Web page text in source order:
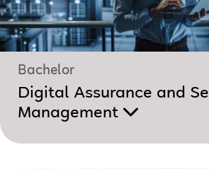
Bachelor
Digital Assurance and
Management